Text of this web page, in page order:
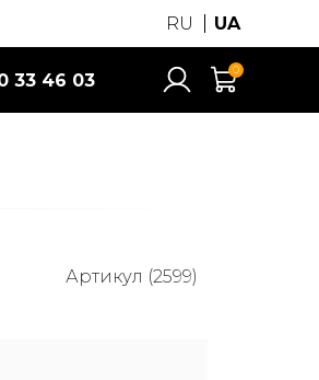
RU UA
33 46 03
0
Артикул (2599)